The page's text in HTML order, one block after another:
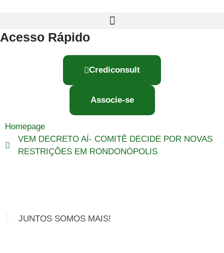
Acesso Rápido
Crediconsult
Associe-se
Homepage
VEM DECRETO AÍ- COMITÊ DECIDE POR NOVAS
RESTRIÇÕES EM RONDONÓPOLIS
JUNTOS SOMOS MAIS!